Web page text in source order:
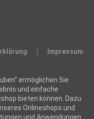
Impressum
ermöglichen Sie
und einfache
bieten können. Dazu
Onlineshops und
und Anwendungen